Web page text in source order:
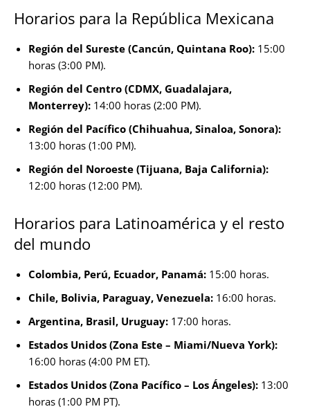
Horarios para la República Mexicana
Región del Sureste (Cancún, Quintana Roo): 15:00
horas (3:00 PM).
Región del Centro (CDMX, Guadalajara,
Monterrey): 14:00 horas (2:00 PM).
Región del Pacífico (Chihuahua, Sinaloa, Sonora):
13:00 horas (1:00 PM).
Región del Noroeste (Tijuana, Baja California):
12:00 horas (12:00 PM).
Horarios para Latinoamérica y el resto
del mundo
Colombia, Perú, Ecuador, Panamá: 15:00 horas.
Chile, Bolivia, Paraguay, Venezuela: 16:00 horas.
Argentina, Brasil, Uruguay: 17:00 horas.
Estados Unidos (Zona Este – Miami/Nueva York):
16:00 horas (4:00 PM ET).
Estados Unidos (Zona Pacífico – Los Ángeles): 13:00
horas (1:00 PM PT).